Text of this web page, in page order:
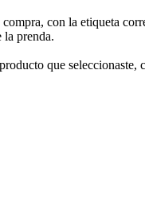
con la etiqueta
la prenda.
que